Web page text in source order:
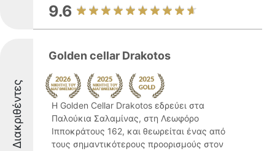
9.6
Διακριθέντες
Golden cellar Drakotos
Η Golden Cellar Drakotos εδρεύει στα
Παλούκια Σαλαμίνας, στη Λεωφόρο
Ιπποκράτους 162, και θεωρείται ένας από
τους σημαντικότερους προορισμούς στον